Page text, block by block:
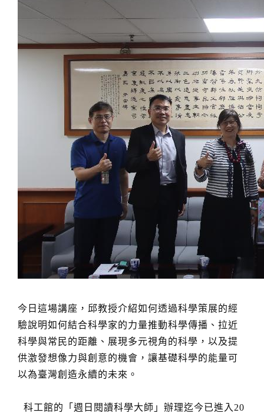
今日這場講座，邱教授介紹如何透過科學策展的經
驗說明如何結合科學家的力量推動科學傳播、拉近
科學與常民的距離、展現多元視角的科學，以及提
供激發想像力與創意的機會，讓基礎科學的能量可
以為臺灣創造永續的未來。
科工館的「週日閱讀科學大師」辦理迄今已進入20